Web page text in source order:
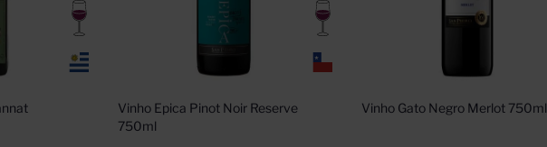
Vinho Epica Pinot Noir Reserve
750ml
Vinho Gato Negro Merlot 750ml